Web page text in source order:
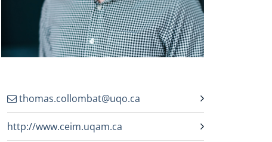
thomas.collombat@uqo.ca
http://www.ceim.uqam.ca